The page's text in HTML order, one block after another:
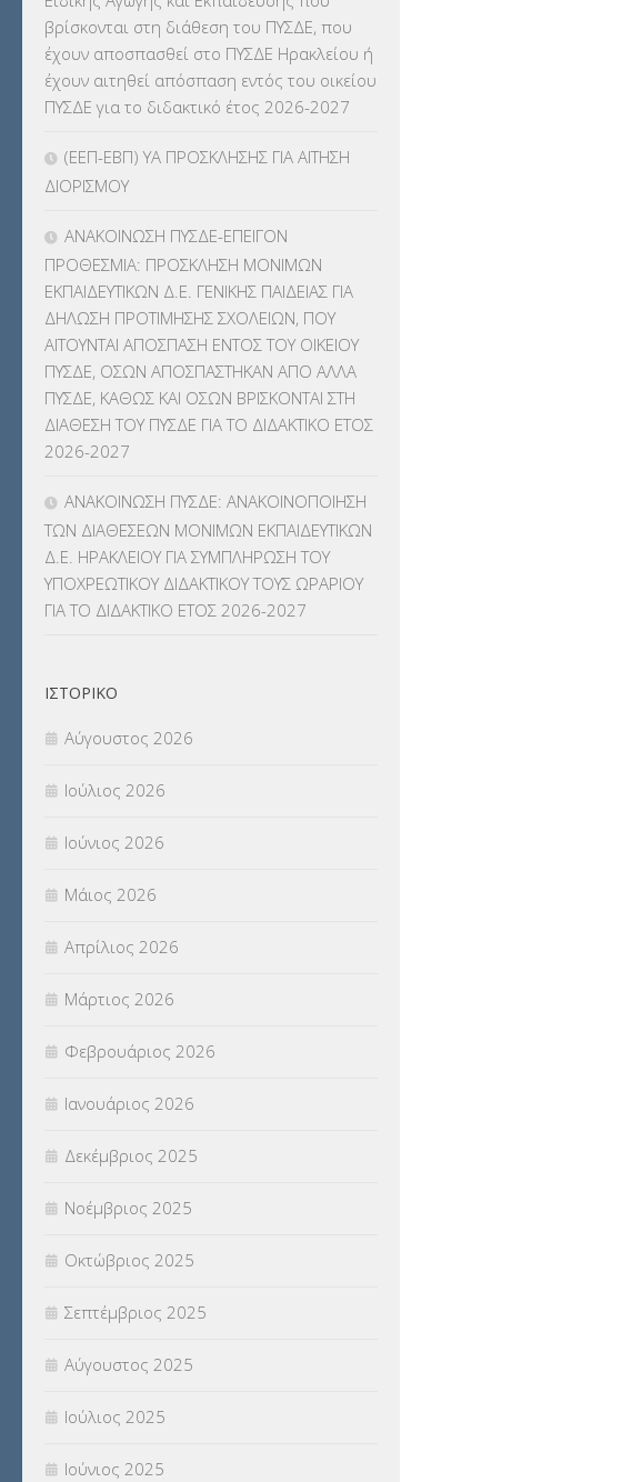
ΚΕΣΥ(60)
ΚΕΣΥΠ (109)
ΚΠγ – ΚΡΑΤΙΚΟ ΠΙΣΤΟΠΟΙΗΤΙΚΟ
ΚΠπ- ΚΡΑΤΙΚΟ ΠΙΣΤΟΠΟΙΗΤΙΚΟ
ΛΟΙΠΑ(309)
ΜΑΘΗΤΕΙΑ(275)
ΜΕΤΑΘΕΣΕΙΣ-ΤΟΠΟΘΕΤΗΣΕΙΣ
ΒΕΛΤΙΩΣΕΙΣ(319)
ΜΕΤΑΤΑΞΕΙΣ
ΜΕΤΑΦΟΡΑ ΜΑΘΗΤΩΝ(3)
ΝΟΜΟΘΕΣΙΑ(66)
ΟΙΚΟΝΟΜΙΚΑ ΘΕΜΑΤΑ(73)
(18)
ΣΥΝΤΑΞΕΙΣ(12)
ΣΧΟΛΙΚΟΙ ΣΥΜΒΟΥΛΟΙ
ΥΠΕΡΑΡΙΘΜΟΙ(1)
ΥΠΟΤΡΟΦΙΕΣ(28)
ΦΥΣΙΚΗ ΑΓΩΓΗ(692)
Χωρίς κατηγορία(55)
βρίσκονται στη διάθεση του ΠΥΣΔΕ, που
έχουν αποσπασθεί στο ΠΥΣΔΕ Ηρακλείου ή
έχουν αιτηθεί απόσπαση εντός του οικείου
ΠΥΣΔΕ για το διδακτικό έτος 2026-2027
(ΕΕΠ-ΕΒΠ) ΥΑ ΠΡΟΣΚΛΗΣΗΣ ΓΙΑ ΑΙΤΗΣΗ
ΔΙΟΡΙΣΜΟΥ
ΑΝΑΚΟΙΝΩΣΗ ΠΥΣΔΕ-ΕΠΕΙΓΟΝ
ΠΡΟΘΕΣΜΙΑ: ΠΡΟΣΚΛΗΣΗ ΜΟΝΙΜΩΝ
ΕΚΠΑΙΔΕΥΤΙΚΩΝ Δ.Ε. ΓΕΝΙΚΗΣ ΠΑΙΔΕΙΑΣ ΓΙΑ
ΔΗΛΩΣΗ ΠΡΟΤΙΜΗΣΗΣ ΣΧΟΛΕΙΩΝ, ΠΟΥ
ΑΙΤΟΥΝΤΑΙ ΑΠΟΣΠΑΣΗ ΕΝΤΟΣ ΤΟΥ ΟΙΚΕΙΟΥ
ΠΥΣΔΕ, ΟΣΩΝ ΑΠΟΣΠΑΣΤΗΚΑΝ ΑΠΟ ΑΛΛΑ
ΠΥΣΔΕ, ΚΑΘΩΣ ΚΑΙ ΟΣΩΝ ΒΡΙΣΚΟΝΤΑΙ ΣΤΗ
ΔΙΑΘΕΣΗ ΤΟΥ ΠΥΣΔΕ ΓΙΑ ΤΟ ΔΙΔΑΚΤΙΚΟ ΕΤΟΣ
2026-2027
ΑΝΑΚΟΙΝΩΣΗ ΠΥΣΔΕ: ΑΝΑΚΟΙΝΟΠΟΙΗΣΗ
ΤΩΝ ΔΙΑΘΕΣΕΩΝ ΜΟΝΙΜΩΝ ΕΚΠΑΙΔΕΥΤΙΚΩΝ
Δ.Ε. ΗΡΑΚΛΕΙΟΥ ΓΙΑ ΣΥΜΠΛΗΡΩΣΗ ΤΟΥ
ΥΠΟΧΡΕΩΤΙΚΟΥ ΔΙΔΑΚΤΙΚΟΥ ΤΟΥΣ ΩΡΑΡΙΟΥ
ΓΙΑ ΤΟ ΔΙΔΑΚΤΙΚΟ ΕΤΟΣ 2026-2027
ΙΣΤΟΡΙΚΌ
Αύγουστος 2026
Ιούλιος 2026
Ιούνιος 2026
Μάιος 2026
Απρίλιος 2026
Μάρτιος 2026
Φεβρουάριος 2026
Ιανουάριος 2026
Δεκέμβριος 2025
Νοέμβριος 2025
Οκτώβριος 2025
Σεπτέμβριος 2025
Αύγουστος 2025
Ιούλιος 2025
Ιούνιος 2025